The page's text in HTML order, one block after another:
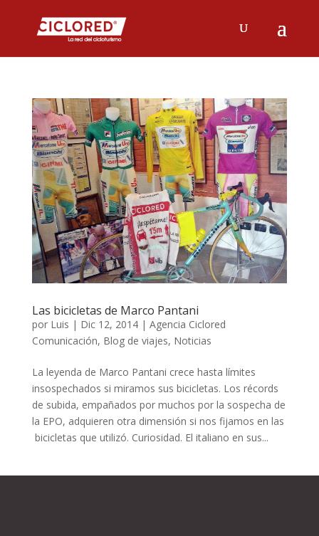
Las bicicletas de Marco Pantani
por Luis | Dic 12, 2014| Agencia Ciclored
Comunicación, Blog de viajes, Noticias
La leyenda de Marco Pantani crece hasta límites
insospechados si miramos sus bicicletas. Los récords
de subida, empañados por muchos por la sospecha de
la EPO, adquieren otra dimensión si nos fijamos en las
bicicletas que utilizó. Curiosidad. El italiano en sus...